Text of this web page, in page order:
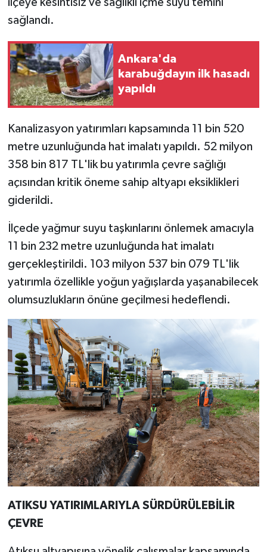
sağlandı.
Ankara'da
karabuğdayın ilk hasadı
yapıldı
Kanalizasyon yatırımları kapsamında 11 bin 520
metre uzunluğunda hat imalatı yapıldı. 52 milyon
358 bin 817 TL'lik bu yatırımla çevre sağlığı
açısından kritik öneme sahip altyapı eksiklikleri
giderildi.
İlçede yağmur suyu taşkınlarını önlemek amacıyla
11 bin 232 metre uzunluğunda hat imalatı
gerçekleştirildi. 103 milyon 537 bin 079 TL'lik
yatırımla özellikle yoğun yağışlarda yaşanabilecek
olumsuzlukların önüne geçilmesi hedeflendi.
ATIKSU YATIRIMLARIYLA SÜRDÜRÜLEBİLİR
ÇEVRE